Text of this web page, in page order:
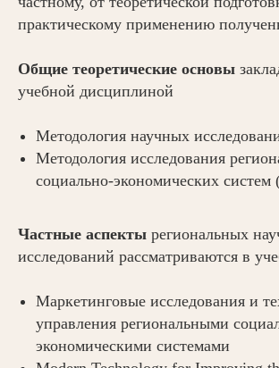
практическому применению
Общие теоретические основы
учебной дисциплиной
Методология научных
Методология исследования
социально-экономических систем
Частные аспекты региональных
исследований рассматриваются в
Маркетинговые исследования и
управления региональными
экономическими системами